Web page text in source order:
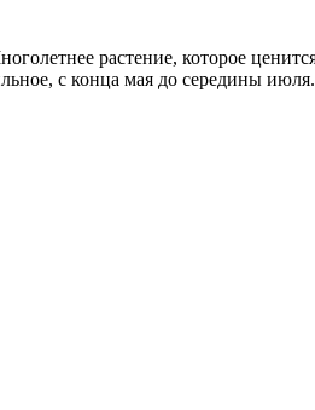
растение, которое
с конца мая до середины июля.